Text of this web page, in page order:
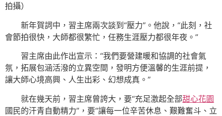
拍攝）
新年賀詞中，習主席兩次談到“壓力”。他說，“此刻，社
會節拍很快，大師都很繁忙，任務生涯壓力都很年夜。”
習主席由此作出宣示：“我們要營建暖和協調的社會氣
氛，拓展包涵活潑的立異空間，發明方便溫馨的生涯前提，
讓大師心境高興、人生出彩、幻想成真。”
就在幾天前，習主席曾誇大，要“充足激起全部甜心花園
國民的汗青自動精力”，要“讓每一位辛苦休息、艱難奮斗、立